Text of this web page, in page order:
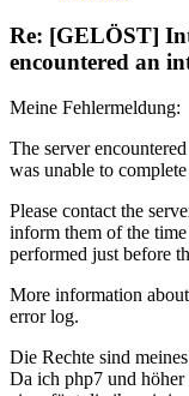
Re: [GELÖST]
encountered an
Meine Fehlermeldung:
The server
was unable to
Please contact the
inform them of the
performed just before
More information
error log.
Die Rechte sind
Da ich php7 und höher